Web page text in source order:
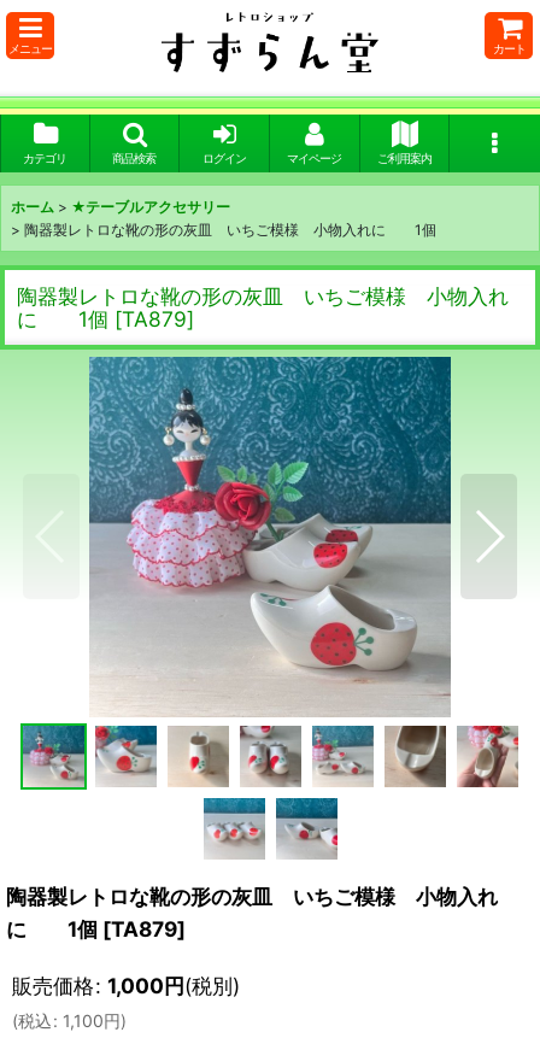
メニュー カート
カテゴリ 商品検索 ログイン マイページ ご利用案内
ホーム > ★テーブルアクセサリー
> 陶器製レトロな靴の形の灰皿 いちご模様 小物入れに 1個
陶器製レトロな靴の形の灰皿 いちご模様 小物入れ
に 1個 [TA879]
陶器製レトロな靴の形の灰皿 いちご模様 小物入れ
に 1個 [TA879]
販売価格: 1,000円(税別)
(税込: 1,100円)